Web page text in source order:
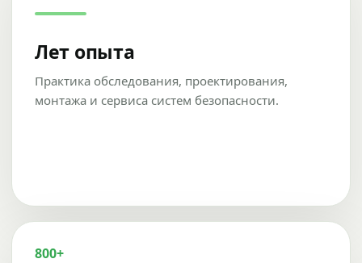
Лет опыта
Практика обследования, проектирования,
монтажа и сервиса систем безопасности.
800+